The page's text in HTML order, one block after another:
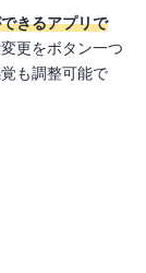
きるアプリで
更をボタン一つ
も調整可能で